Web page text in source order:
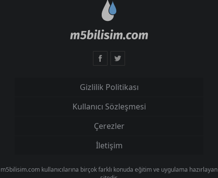
Gizlilik Politikası
Kullanıcı Sözleşmesi
Çerezler
İletişim
m5bilisim.com kullanıcılarına birçok farklı konuda eğitim ve uygulama hazırlayan